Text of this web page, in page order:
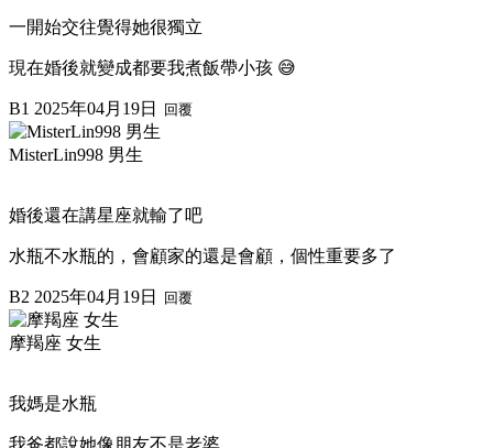
一開始交往覺得她很獨立
現在婚後就變成都要我煮飯帶小孩 😅
B1 2025年04月19日 回覆
MisterLin998 男生
婚後還在講星座就輸了吧
水瓶不水瓶的，會顧家的還是會顧，個性重要多了
B2 2025年04月19日 回覆
摩羯座 女生
我媽是水瓶